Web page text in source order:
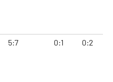
5:7 0:1 0:2